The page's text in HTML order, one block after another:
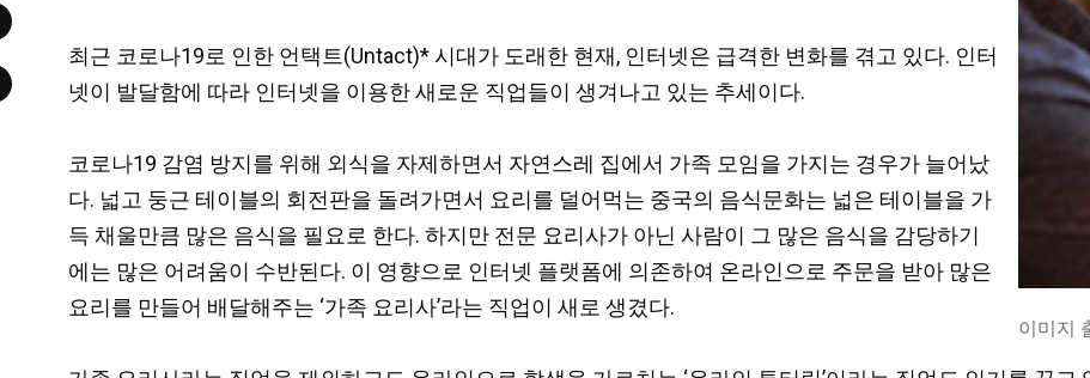
이미지
최근 코로나19로 인한 언택트(Untact)* 시대가 도래한 현재, 인터넷은 급격한 변화를 겪고 있다. 인터
넷이 발달함에 따라 인터넷을 이용한 새로운 직업들이 생겨나고 있는 추세이다.
코로나19 감염 방지를 위해 외식을 자제하면서 자연스레 집에서 가족 모임을 가지는 경우가 늘어났
다. 넓고 둥근 테이블의 회전판을 돌려가면서 요리를 덜어먹는 중국의 음식문화는 넓은 테이블을 가
득 채울만큼 많은 음식을 필요로 한다. 하지만 전문 요리사가 아닌 사람이 그 많은 음식을 감당하기
에는 많은 어려움이 수반된다. 이 영향으로 인터넷 플랫폼에 의존하여 온라인으로 주문을 받아 많은
요리를 만들어 배달해주는 ‘가족 요리사’라는 직업이 새로 생겼다.